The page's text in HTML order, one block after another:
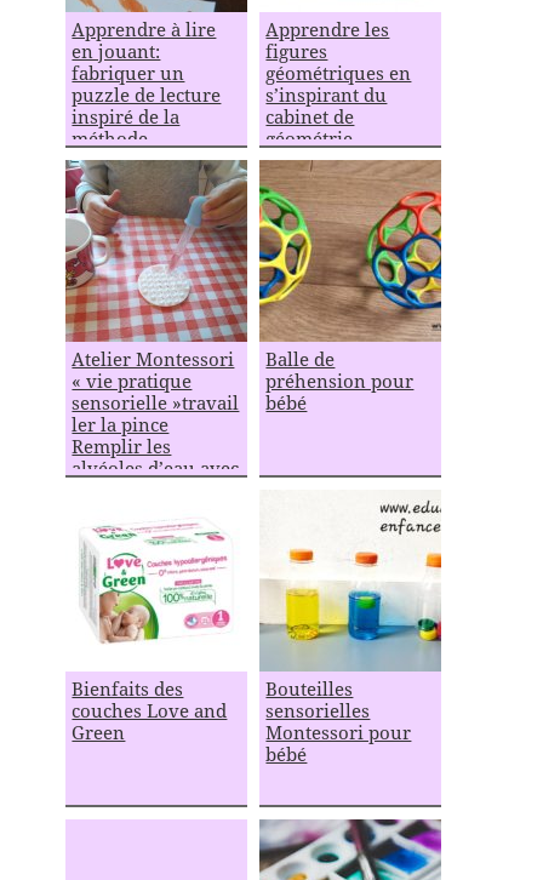
Apprendre à lire
en jouant:
fabriquer un
puzzle de lecture
inspiré de la
méthode
Montessori
Apprendre les
figures
géométriques en
s’inspirant du
cabinet de
géométrie
Montessori
Atelier Montessori
« vie pratique
sensorielle »travail
ler la pince
Remplir les
alvéoles d’eau avec
Balle de
préhension pour
bébé
Bienfaits des
couches Love and
Green
Bouteilles
sensorielles
Montessori pour
bébé